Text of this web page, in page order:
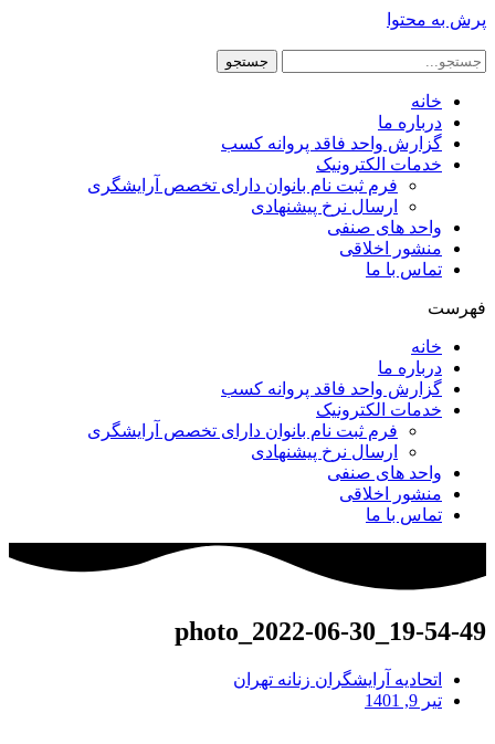
پرش به محتوا
جستجو
خانه
درباره ما
گزارش واحد فاقد پروانه کسب
خدمات الکترونیک
فرم ثبت نام بانوان دارای تخصص آرایشگری
ارسال نرخ پیشنهادی
واحد های صنفی
منشور اخلاقی
تماس با ما
فهرست
خانه
درباره ما
گزارش واحد فاقد پروانه کسب
خدمات الکترونیک
فرم ثبت نام بانوان دارای تخصص آرایشگری
ارسال نرخ پیشنهادی
واحد های صنفی
منشور اخلاقی
تماس با ما
photo_2022-06-30_19-54-49
اتحادیه آرایشگران زنانه تهران
تیر 9, 1401